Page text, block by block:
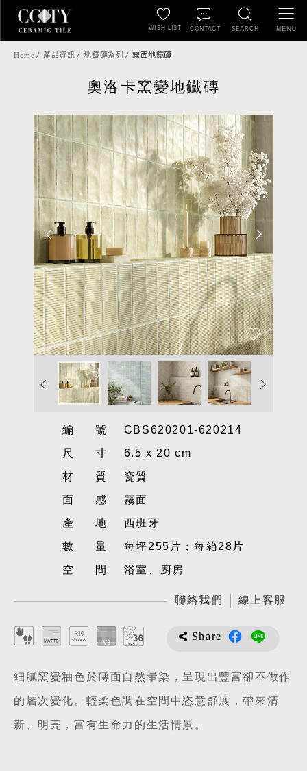
SEARCH
WISH LIST CONTACT MENU
Home 產品資訊 地鐵磚系列 霧面地鐵磚
奧洛卡窯變地鐵磚
編號CBS620201-620214
尺寸6.5 x 20 cm
材質瓷質
面感霧面
產地西班牙
數量每坪255片；每箱28片
空間浴室、廚房
聯絡我們 線上客服
Share
細膩窯變釉色於磚面自然暈染，呈現出豐富卻不做作
的層次變化。輕柔色調在空間中恣意舒展，帶來清
新、明亮，富有生命力的生活情景。